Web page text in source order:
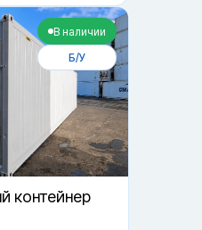
В наличии
Б/У
контейнер